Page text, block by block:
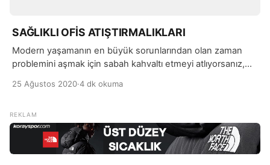
SAĞLIKLI OFİS ATIŞTIRMALIKLARI
Modern yaşamanın en büyük sorunlarından olan zaman
problemini aşmak için sabah kahvaltı etmeyi atlıyorsanız,
etmenizi gerektirebilir. Gün içerisinde çalışırken gelen ani
açlığımızı ihmal edebiliyoruz.
25 Ağustos 2020·4 dk okuma